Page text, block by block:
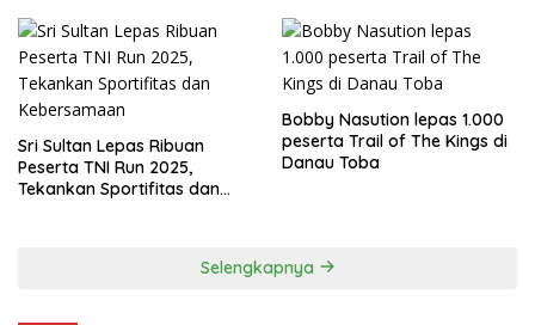
Sri Sultan Lepas Ribuan
Peserta TNI Run 2025,
Tekankan Sportifitas dan
Bobby Nasution lepas 1.000
peserta Trail of The Kings di
Danau Toba
Selengkapnya